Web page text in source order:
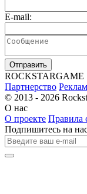
E-mail:
Отправить
ROCKSTARGAME
Партнерство
© 2013 - 2026
О нас
О проекте Правила
Подпишитесь на